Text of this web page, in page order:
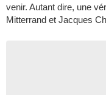
venir. Autant dire, une
Mitterrand et Jacques